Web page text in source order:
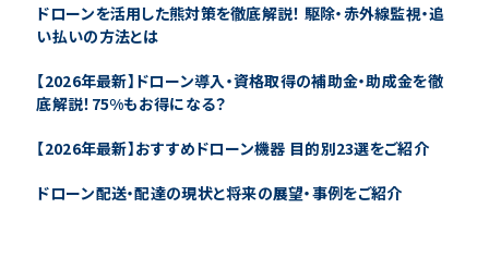
ドローンを活用した熊対策を徹底解説！ 駆除・赤外線監視・追
い払いの方法とは
【2026年最新】ドローン導入・資格取得の補助金・助成金を徹
底解説！75%もお得になる？
【2026年最新】おすすめドローン機器 目的別23選をご紹介
ドローン配送・配達の現状と将来の展望・事例をご紹介